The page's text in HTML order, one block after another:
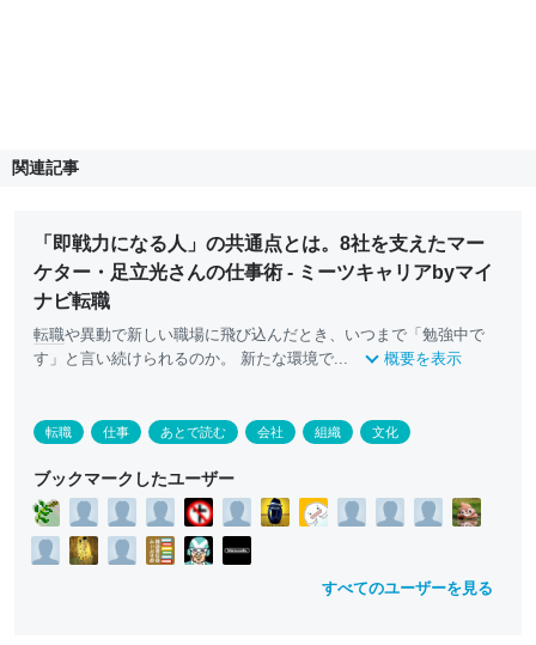
関連記事
「即戦力になる人」の共通点とは。8社を支えたマー
ケター・足立光さんの仕事術 - ミーツキャリアbyマイ
ナビ転職
転職や異動で新しい職場に飛び込んだとき、いつまで「勉強中で
す」と言い続けられるのか。 新たな環境で...
概要を表示
転職 仕事 あとで読む 会社 組織 文化
ブックマークしたユーザー
すべてのユーザーを見る